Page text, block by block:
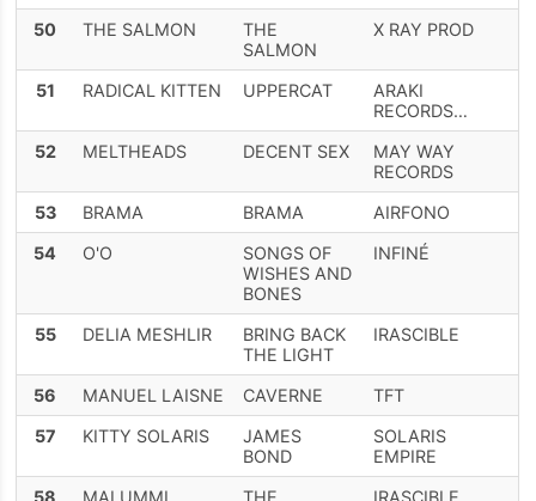
50
THE SALMON
THE
SALMON
X RAY PROD
51 RADICAL KITTEN UPPERCAT
ARAKI
RECORDS…
52
MELTHEADS DECENT SEX
MAY WAY
RECORDS
53
BRAMA BRAMA
AIRFONO
54
O'O
SONGS OF
WISHES AND
BONES
INFINÉ
55 DELIA MESHLIR
BRING BACK
THE LIGHT
IRASCIBLE
56 MANUEL LAISNE CAVERNE
TFT
57
KITTY SOLARIS
JAMES
BOND
SOLARIS
EMPIRE
58
MALUMMI THE IRASCIBLE